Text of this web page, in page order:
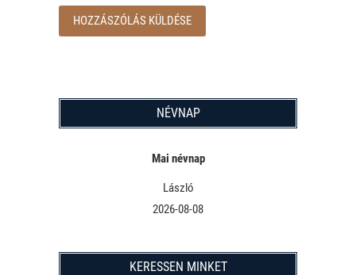
NÉVNAP
Mai névnap
László
2026-08-08
KERESSEN MINKET